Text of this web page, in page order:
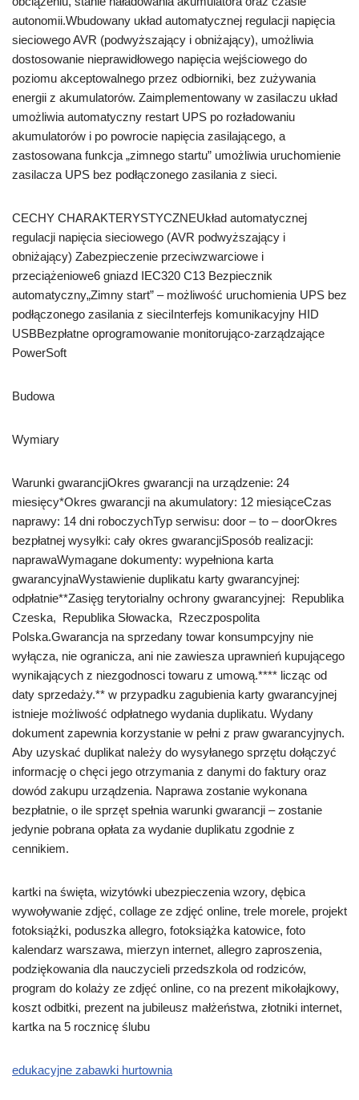
autonomii.Wbudowany układ automatycznej regulacji napięcia
sieciowego AVR (podwyższający i obniżający), umożliwia
dostosowanie nieprawidłowego napięcia wejściowego do
poziomu akceptowalnego przez odbiorniki, bez zużywania
energii z akumulatorów. Zaimplementowany w zasilaczu układ
umożliwia automatyczny restart UPS po rozładowaniu
akumulatorów i po powrocie napięcia zasilającego, a
zastosowana funkcja „zimnego startu” umożliwia uruchomienie
zasilacza UPS bez podłączonego zasilania z sieci.
CECHY CHARAKTERYSTYCZNEUkład automatycznej
regulacji napięcia sieciowego (AVR podwyższający i
obniżający) Zabezpieczenie przeciwzwarciowe i
przeciążeniowe6 gniazd IEC320 C13 Bezpiecznik
automatyczny„Zimny start” – możliwość uruchomienia UPS bez
podłączonego zasilania z sieciInterfejs komunikacyjny HID
USBBezpłatne oprogramowanie monitorująco-zarządzające
PowerSoft
Budowa
Wymiary
Warunki gwarancjiOkres gwarancji na urządzenie: 24
miesięcy*Okres gwarancji na akumulatory: 12 miesiąceCzas
naprawy: 14 dni roboczychTyp serwisu: door – to – doorOkres
bezpłatnej wysyłki: cały okres gwarancjiSposób realizacji:
naprawaWymagane dokumenty: wypełniona karta
gwarancyjnaWystawienie duplikatu karty gwarancyjnej:
odpłatnie**Zasięg terytorialny ochrony gwarancyjnej: Republika
Czeska, Republika Słowacka, Rzeczpospolita
Polska.Gwarancja na sprzedany towar konsumpcyjny nie
wyłącza, nie ogranicza, ani nie zawiesza uprawnień kupującego
wynikających z niezgodnosci towaru z umową.**** licząc od
daty sprzedaży.** w przypadku zagubienia karty gwarancyjnej
istnieje możliwość odpłatnego wydania duplikatu. Wydany
dokument zapewnia korzystanie w pełni z praw gwarancyjnych.
Aby uzyskać duplikat należy do wysyłanego sprzętu dołączyć
informację o chęci jego otrzymania z danymi do faktury oraz
dowód zakupu urządzenia. Naprawa zostanie wykonana
bezpłatnie, o ile sprzęt spełnia warunki gwarancji – zostanie
jedynie pobrana opłata za wydanie duplikatu zgodnie z
cennikiem.
kartki na święta, wizytówki ubezpieczenia wzory, dębica
wywoływanie zdjęć, collage ze zdjęć online, trele morele, projekt
fotoksiążki, poduszka allegro, fotoksiążka katowice, foto
kalendarz warszawa, mierzyn internet, allegro zaproszenia,
podziękowania dla nauczycieli przedszkola od rodziców,
program do kolaży ze zdjęć online, co na prezent mikołajkowy,
koszt odbitki, prezent na jubileusz małżeństwa, złotniki internet,
kartka na 5 rocznicę ślubu
edukacyjne zabawki hurtownia